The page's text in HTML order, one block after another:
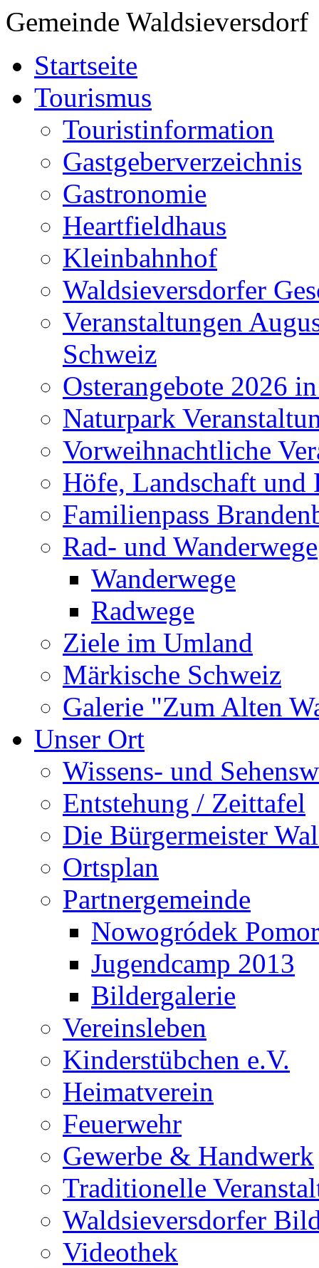
Gemeinde Waldsieversdorf
Startseite
Tourismus
Touristinformation
Gastgeberverzeichnis
Gastronomie
Heartfieldhaus
Kleinbahnhof
Waldsieversdorfer
Veranstaltungen
Schweiz
Osterangebote 2026
Naturpark
Vorweihnachtliche
Höfe, Landschaft und
Familienpass
Rad- und Wanderwege
Wanderwege
Radwege
Ziele im Umland
Märkische Schweiz
Galerie "Zum Alten
Unser Ort
Wissens- und
Entstehung / Zeittafel
Die Bürgermeister
Ortsplan
Partnergemeinde
Nowogródek
Jugendcamp 2013
Bildergalerie
Vereinsleben
Kinderstübchen e.V.
Heimatverein
Feuerwehr
Gewerbe & Handwerk
Traditionelle
Waldsieversdorfer
Videothek